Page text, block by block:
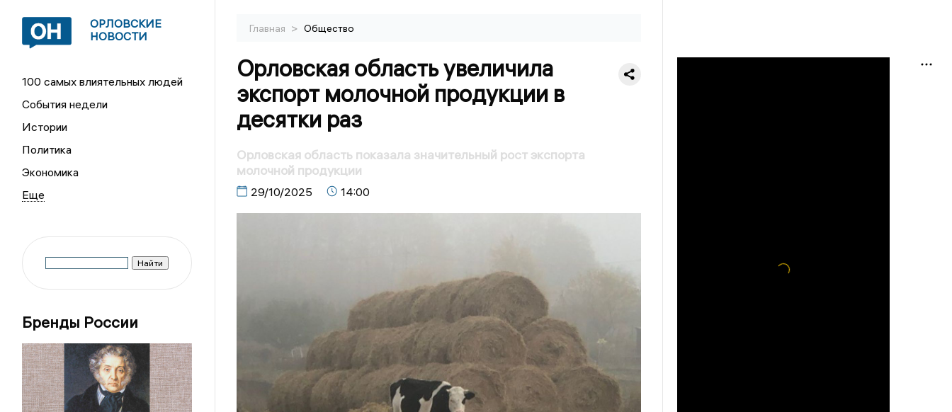
ОРЛОВСКИЕ
НОВОСТИ
100 самых влиятельных людей
События недели
Истории
Политика
Экономика
Бренды России
Главная > Общество
Орловская область увеличила
экспорт молочной продукции в
десятки раз
Орловская область показала значительный рост экспорта
молочной продукции
29/10/2025 14:00